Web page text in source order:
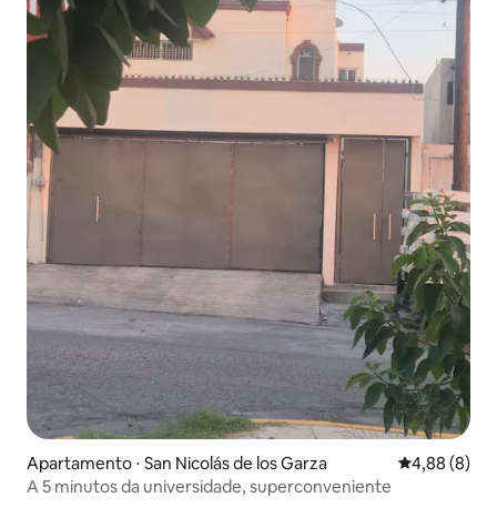
Apartamento ⋅ San Nicolás de los Garza 4,88 de uma
4,88 (8)
A 5 minutos da universidade, superconveniente